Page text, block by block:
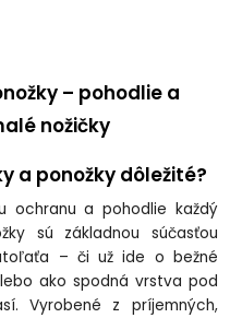
– pohodlie a
nožičky
a ponožky dôležité?
ochranu a pohodlie každý
sú základnou súčasťou
– či už ide o bežné
ako spodná vrstva pod
Vyrobené z príjemných,